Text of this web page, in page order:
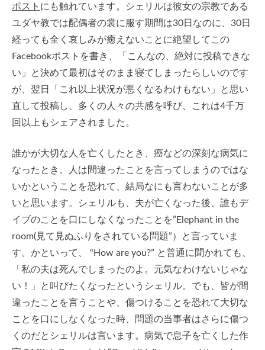
ポスト にも触れています。シェリルは彼女の宗教である
ユダヤ教では配偶者の裳に服す期間は30日なのに、30日
経っても全く哀しみが癒えないことに絶望してこの
Facebookポストを書き、「こんなの、絶対に投稿できな
い」と決めて最初はそのまま寝てしまったらしいのです
が、翌日「これ以上状況が悪くなるわけもない」と思い
直して投稿し、多くの人々の共感を呼び、これは4千万
回以上もシェアされました。
誰かが大切な人を亡くしたとき、癌などの深刻な病気に
なったとき。人は間違ったことを言ってしまうのではな
いかということを恐れて、結局なにも言わないことが多
いと思います。シェリルも、夫が亡くなった後、誰もデ
イブのことを口にしなくなったことを”Elephant in the
room(見て見ぬふりをされている問題”）と言っていま
す。かといって、 “How are you?” と普通に聞かれても、
「私の夫は死んでしまったのよ。元気なわけないじゃな
い！」と叫びたくなったというシェリル。でも、皆が間
違ったことを言うことや、傷つけることを恐れて大切な
ことを口にしなくなった時、問題の当事者はさらに傷つ
くのだとシェリルは言います。病気で息子を亡くした作